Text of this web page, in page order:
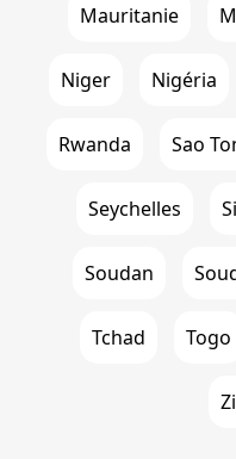
Mauritanie
Niger Nigéria
Rwanda Sao
Seychelles
Soudan
Tchad Togo